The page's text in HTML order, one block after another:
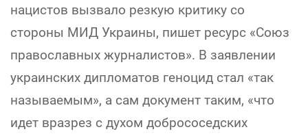
нацистов вызвало резкую критику со
стороны МИД Украины, пишет ресурс «Союз
православных журналистов». В заявлении
украинских дипломатов геноцид стал «так
называемым», а сам документ таким, «что
идет вразрез с духом добрососедских